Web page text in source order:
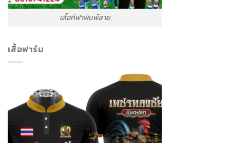
เสื้อกีฬาพิมพ์ลาย
เสื้อฟาร์ม